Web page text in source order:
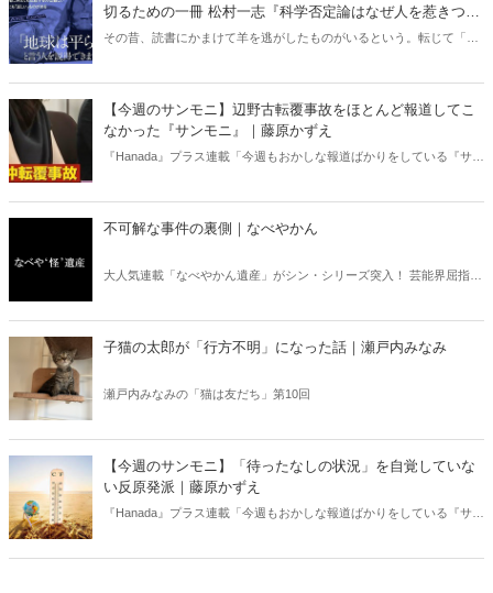
切るための一冊 松村一志『科学否定論はなぜ人を惹きつけ
るのか』（ちくま新書）｜梶原麻衣子
その昔、読書にかまけて羊を逃がしたものがいるという。転じて「読
ある。元月刊『Hanada』編集部員のライター・梶原がお送りする時事
書評！
【今週のサンモニ】辺野古転覆事故をほとんど報道してこ
なかった『サンモニ』｜藤原かずえ
『Hanada』プラス連載「今週もおかしな報道ばかりをしている『サン
不可解な事件の裏側｜なべやかん
大人気連載「なべやかん遺産」がシン・シリーズ突入！ 芸能界屈指の
信じるか信じないかは、あなた次第！ 芸能ニュース
子猫の太郎が「行方不明」になった話｜瀬戸内みなみ
瀬戸内みなみの「猫は友だち」第10回
【今週のサンモニ】「待ったなしの状況」を自覚していな
い反原発派｜藤原かずえ
『Hanada』プラス連載「今週もおかしな報道ばかりをしている『サン